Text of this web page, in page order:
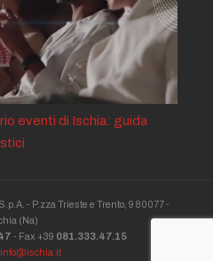
eventi di Ischia: guida
- P.zza Trieste e Trento, 9 80077 -
(Na)
- Fax +39 081.333.47.15
info@ischia.it